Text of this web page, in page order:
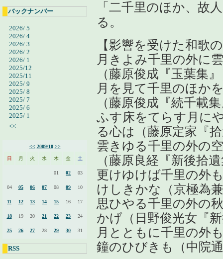
バックナンバー
2026/ 5
2026/ 4
2026/ 3
2026/ 2
2026/ 1
2025/12
2025/11
2025/ 9
2025/ 8
2025/ 7
2025/ 6
2025/ 1
<<
<< 2009/10 >>
日 月 火 水 木 金 土
01 02 03
04 05 06 07 08 09 10
11 12 13 14 15 16 17
18 19 20 21 22 23 24
25 26 27 28 29 30 31
RSS
「二千里のほか、故
る。
【影響を受けた和歌
月きよみ千里の外に
（藤原俊成『玉葉集
月を見て千里のほか
（藤原俊成『続千載
ふす床をてらす月に
る心は（藤原定家『
雲きゆる千里の外の
（藤原良経『新後拾
更けゆけば千里の外
けしきかな（京極為
思ひやる千里の外の
かげ（日野俊光女『
月とともに千里の外
鐘のひびきも（中院